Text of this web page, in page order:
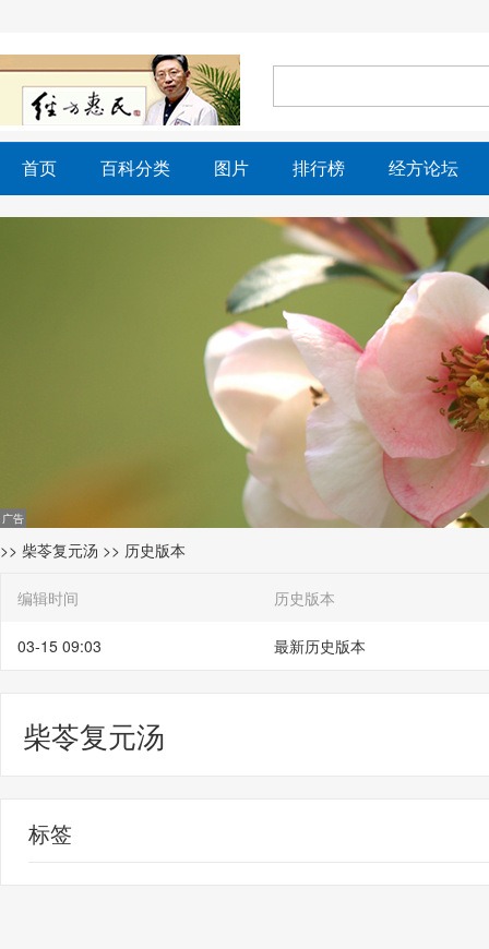
首页 百科分类 图片 排行榜 经方论坛
>> 柴苓复元汤 >> 历史版本
编辑时间 历史版本
03-15 09:03 最新历史版本
柴苓复元汤
标签